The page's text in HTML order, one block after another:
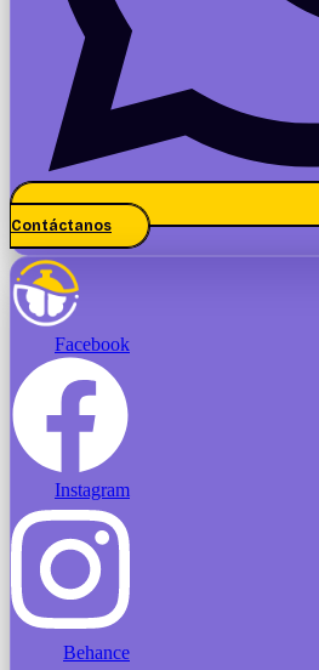
Contáctanos
Facebook
Instagram
Behance